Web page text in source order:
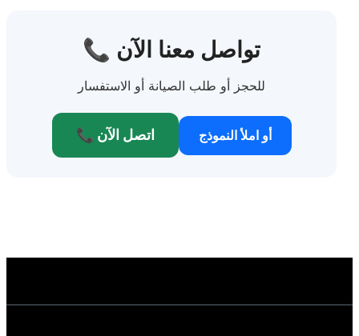
📞 تواصل معنا الآن
للحجز أو طلب الصيانة أو الاستفسار
📞 اتصل الآن أو املأ النموذج